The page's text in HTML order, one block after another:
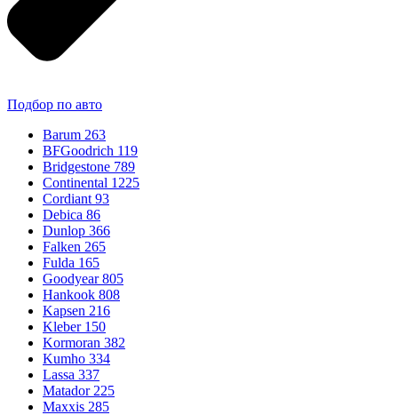
Подбор по авто
Barum 263
BFGoodrich 119
Bridgestone 789
Continental 1225
Cordiant 93
Debica 86
Dunlop 366
Falken 265
Fulda 165
Goodyear 805
Hankook 808
Kapsen 216
Kleber 150
Kormoran 382
Kumho 334
Lassa 337
Matador 225
Maxxis 285